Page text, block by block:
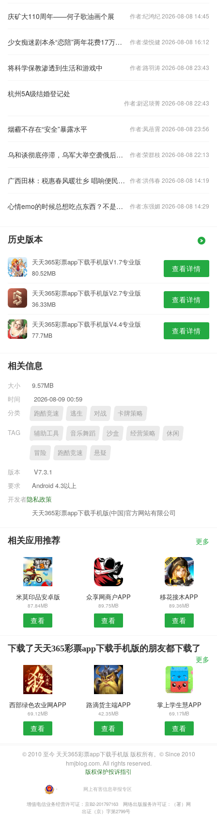
庆矿大110周年——何子歌油画个展 作者:纪鸿纪 2026-08-08 14:45
少女痴迷剧本杀“恋陪”两年花费17万，偷卖家中黄金、借债10万也要继续玩 作者:柴悦健 2026-08-08 16:12
将科学保教渗透到生活和游戏中 作者:路羽涛 2026-08-08 23:43
杭州5A级结婚登记处
作者:尉迟琰菁 2026-08-08 22:43
烟霾不存在“安全”暴露水平 作者:凤蓓霄 2026-08-08 23:56
乌和谈彻底停滞，乌军大举空袭俄后方，财政差距注定俄方不会妥协 作者:荣群枝 2026-08-08 22:13
广西田林：税惠春风暖壮乡 唱响便民惠民曲 作者:洪伟春 2026-08-08 14:19
心情emo的时候总想吃点东西？不是太馋了，而是太累了！ 作者:东强媚 2026-08-08 14:29
历史版本
天天365彩票app下载手机版V1.7专业版
80.52MB 查看详情
天天365彩票app下载手机版V2.7专业版
36.33MB 查看详情
天天365彩票app下载手机版V4.4专业版
77.7MB 查看详情
相关信息
大小
9.57MB
时间
2026-08-09 00:59
分类
跑酷竞速 逃生 对战 卡牌策略
TAG 辅助工具 音乐舞蹈 沙盒 经营策略 休闲
冒险 跑酷竞速 悬疑
版本
V7.3.1
要求
Android 4.3以上
隐私政策
开发者
天天365彩票app下载手机版(中国)官方网站有限公司
相关应用推荐 更多
米莫印品安卓版
87.84MB
查看
众享网商户APP
89.75MB
查看
移花接木APP
89.36MB
查看
下载了天天365彩票app下载手机版的朋友都下载了
更多
西部绿色农业网APP
69.12MB
查看
路滴货主端APP
42.35MB
查看
掌上学生慧APP
69.17MB
查看
© 2010 至今 天天365彩票app下载手机版 版权所有。© Since 2010
hmjblog.com. All rights reserved.
版权保护投诉指引
・ 网上有害信息举报专区
增值电信业务经营许可证：京B2-201797163
网络出版服务许可证：（署）网
出证（京）字第2799号